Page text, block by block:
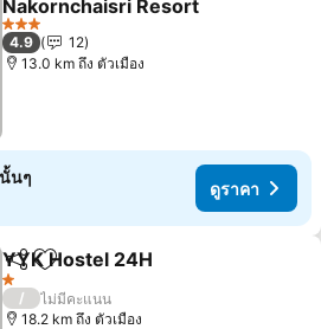
Nakornchaisri Resort
ดูราคา
3 ดาว
4.9
12
13.0 km ถึง ตัวเมือง
นๆ
ดูราคา
แชร์ เพิ่มในรายการโปรด
YYK Hostel 24H
1 ดาว
/
ไม่มีคะแนน
18.2 km ถึง ตัวเมือง